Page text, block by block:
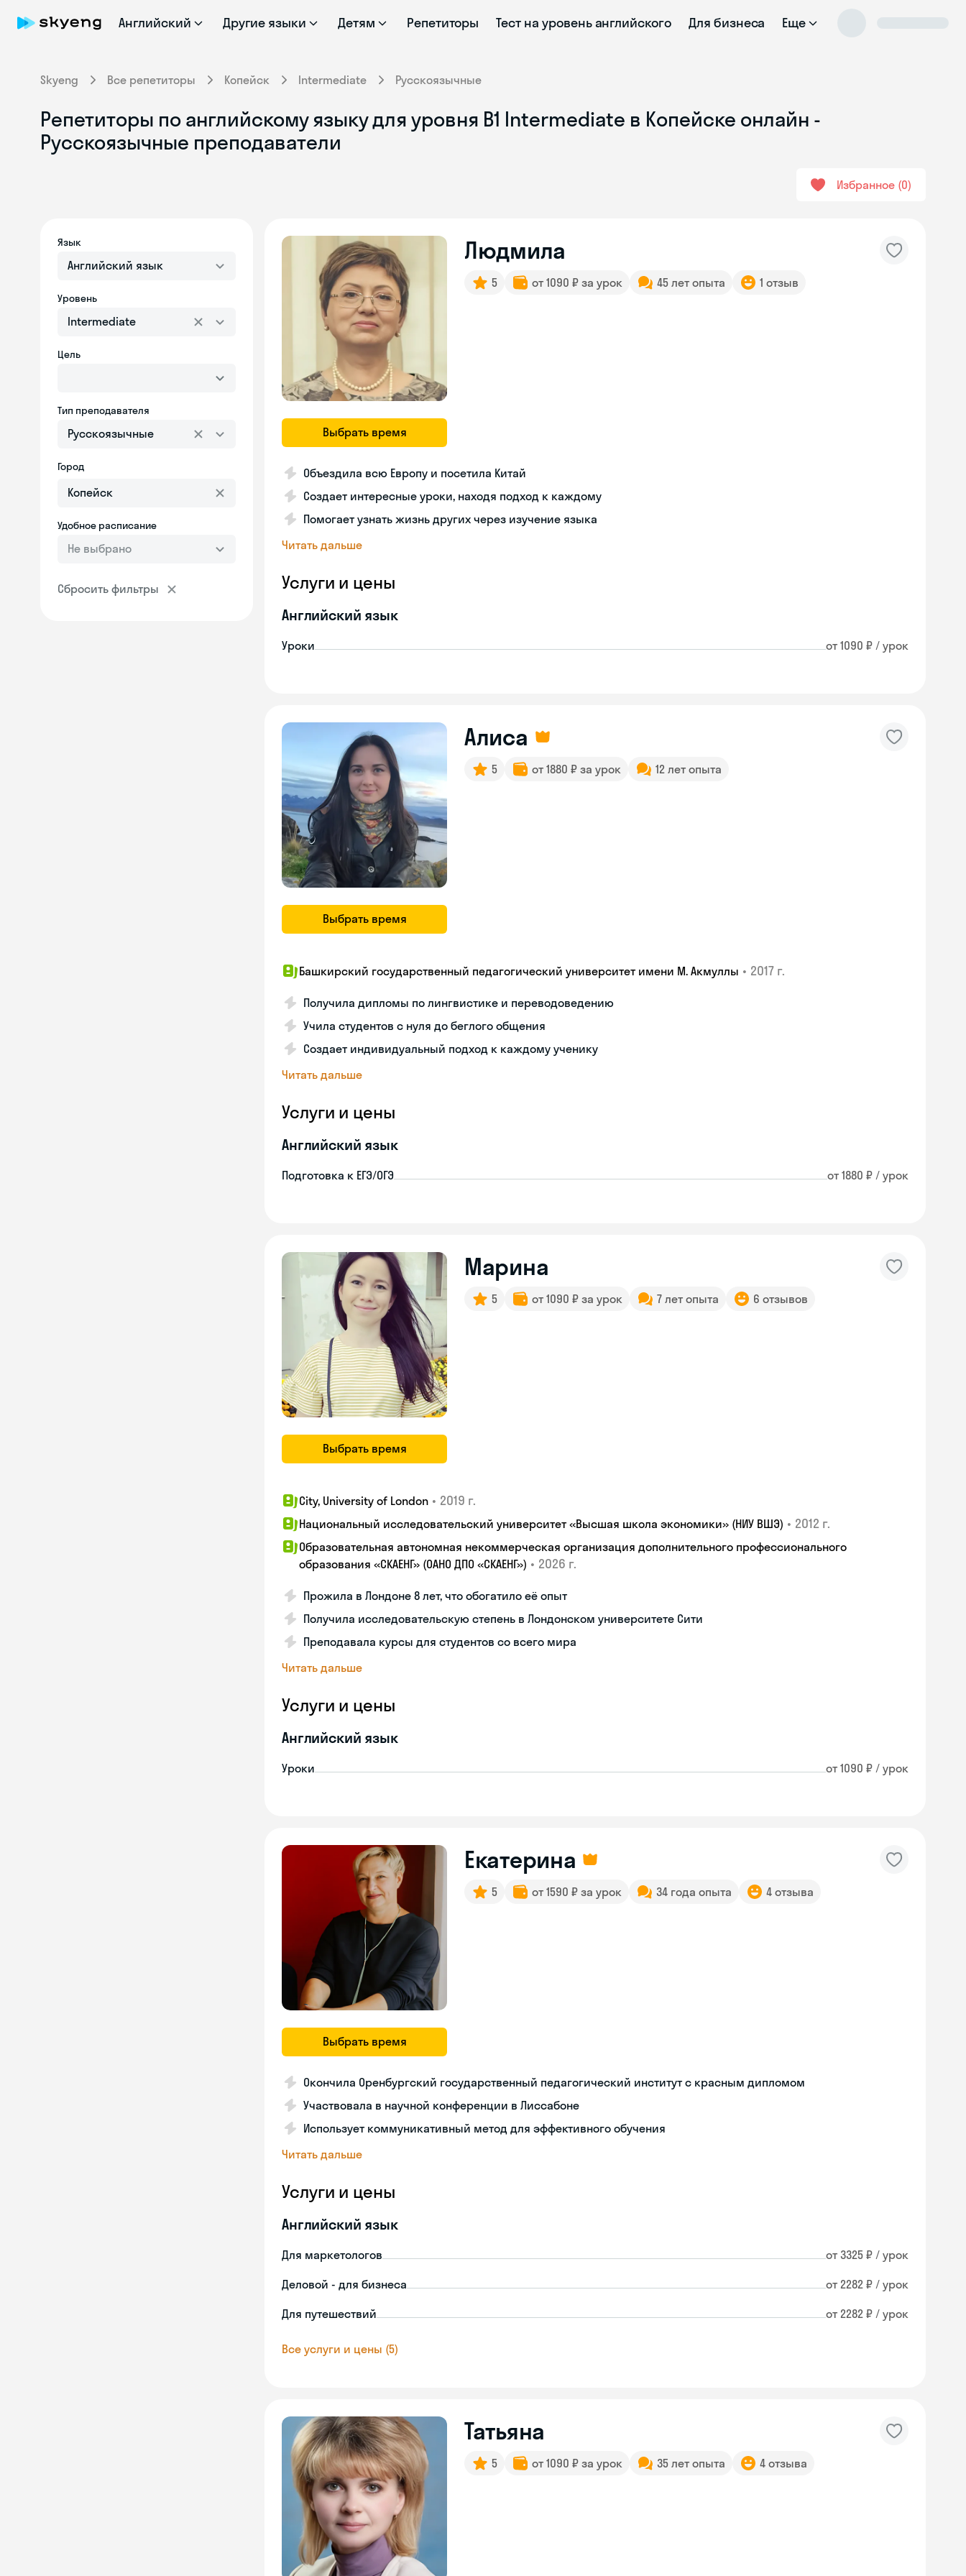
Английский Другие языки Детям Репетиторы Тест на уровень английского Для бизнеса Еще
Skyeng Все репетиторы Копейск Intermediate Русскоязычные
Репетиторы по английскому языку для уровня B1 Intermediate в Копейске онлайн -
Русскоязычные преподаватели
Избранное 0
Язык
Английский язык
Уровень
Intermediate
Цель
Тип преподавателя
Русскоязычные
Город
Удобное расписание
Не выбрано
Сбросить фильтры
Выбрать время
Людмила
5 от 1090 ₽ за урок 45 лет опыта 1 отзыв
Объездила всю Европу и посетила Китай
Создает интересные уроки, находя подход к каждому
Помогает узнать жизнь других через изучение языка
Читать дальше
Услуги и цены
Английский язык
Уроки от 1090 ₽ / урок
Выбрать время
Алиса
5 от 1880 ₽ за урок 12 лет опыта
Башкирский государственный педагогический университет имени М. Акмуллы • 2017 г.
Получила дипломы по лингвистике и переводоведению
Учила студентов с нуля до беглого общения
Создает индивидуальный подход к каждому ученику
Читать дальше
Услуги и цены
Английский язык
Подготовка к ЕГЭ/ОГЭ от 1880 ₽ / урок
Выбрать время
Марина
5 от 1090 ₽ за урок 7 лет опыта 6 отзывов
City, University of London • 2019 г.
Национальный исследовательский университет «Высшая школа экономики» (НИУ ВШЭ) • 2012 г.
Образовательная автономная некоммерческая организация дополнительного профессионального
образования «СКАЕНГ» (ОАНО ДПО «СКАЕНГ») • 2026 г.
Прожила в Лондоне 8 лет, что обогатило её опыт
Получила исследовательскую степень в Лондонском университете Сити
Преподавала курсы для студентов со всего мира
Читать дальше
Услуги и цены
Английский язык
Уроки от 1090 ₽ / урок
Выбрать время
Екатерина
5 от 1590 ₽ за урок 34 года опыта 4 отзыва
Окончила Оренбургский государственный педагогический институт с красным дипломом
Участвовала в научной конференции в Лиссабоне
Использует коммуникативный метод для эффективного обучения
Читать дальше
Услуги и цены
Английский язык
Для маркетологов от 3325 ₽ / урок
Деловой - для бизнеса от 2282 ₽ / урок
Для путешествий от 2282 ₽ / урок
Все услуги и цены (5)
Татьяна
5 от 1090 ₽ за урок 35 лет опыта 4 отзыва